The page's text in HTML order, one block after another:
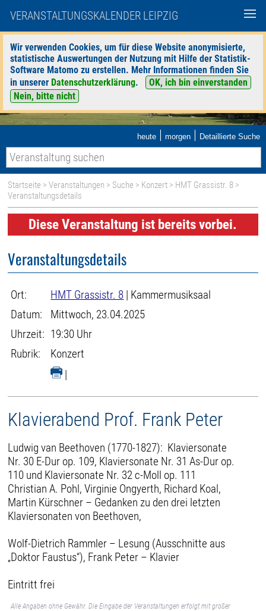
VERANSTALTUNGSKALENDER LEIPZIG
Wir verwenden Cookies, um für diese Website anonymisierte,
statistische Auswertungen der Nutzung mit Hilfe der Statistik-
Software Matomo zu erstellen. Mehr Informationen finden Sie
in unserer Datenschutzerklärung.
OK, ich bin einverstanden
Nein, bitte nicht
heute | morgen | Detaillierte Suche
Startseite >Veranstaltungen > Suche > Konzert > HMT Grassistr. 8 >
Veranstaltungsdetails
Diese Veranstaltung ist bereits vorbei.
Veranstaltungsdetails
Ort: HMT Grassistr. 8 | Kammermusiksaal
Datum:
Mittwoch, 23.04.2025
Uhrzeit: 19:30 Uhr
Rubrik:
Konzert
|
Klavierabend Prof. Frank Peter
Ludwig van Beethoven (1770-1827): Klaviersonate
Nr. 30 E-Dur op. 109, Klaviersonate Nr. 31 As-Dur op.
110 und Klaviersonate Nr. 32 c-Moll op. 111
Christian A. Pohl, Virginie Ongyerth, Richard Koal,
Martin Kürschner – Gedanken zu den drei letzten
Klaviersonaten von Beethoven,
Wolf-Dietrich Rammler – Lesung (Ausschnitte aus
„Doktor Faustus“), Frank Peter – Klavier
Eintritt frei
Alle Angaben ohne Gewähr. Die Eingabe der Veranstaltungen erfolgt mit großer